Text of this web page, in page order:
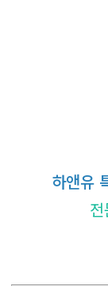
하앤유